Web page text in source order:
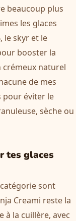
beaucoup plus
les glaces
le skyr et le
booster la
naturel
de mes
pour éviter le
sèche ou
tes glaces
sont
Creami reste la
à la cuillère, avec